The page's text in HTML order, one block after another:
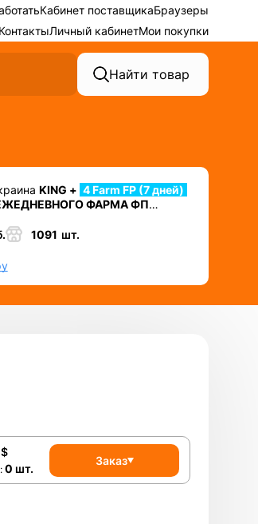
Кабинет поставщикаБраузеры
КонтактыЛичный кабинетМои покупки
Найти товар
KING + 4 Farm FP (7 дней)
ФАРМА ФП
1091 шт.
$
0 шт.
Заказ